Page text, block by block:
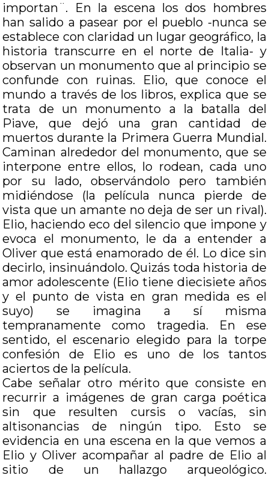
importan¨. En la escena los dos hombres
han salido a pasear por el pueblo -nunca se
establece con claridad un lugar geográfico, la
historia transcurre en el norte de Italia- y
observan un monumento que al principio se
confunde con ruinas. Elio, que conoce el
mundo a través de los libros, explica que se
trata de un monumento a la batalla del
Piave, que dejó una gran cantidad de
muertos durante la Primera Guerra Mundial.
Caminan alrededor del monumento, que se
interpone entre ellos, lo rodean, cada uno
por su lado, observándolo pero también
midiéndose (la película nunca pierde de
vista que un amante no deja de ser un rival).
Elio, haciendo eco del silencio que impone y
evoca el monumento, le da a entender a
Oliver que está enamorado de él. Lo dice sin
decirlo, insinuándolo. Quizás toda historia de
amor adolescente (Elio tiene diecisiete años
y el punto de vista en gran medida es el
suyo) se imagina a sí misma
tempranamente como tragedia. En ese
sentido, el escenario elegido para la torpe
confesión de Elio es uno de los tantos
aciertos de la película.
Cabe señalar otro mérito que consiste en
recurrir a imágenes de gran carga poética
sin que resulten cursis o vacías, sin
altisonancias de ningún tipo. Esto se
evidencia en una escena en la que vemos a
Elio y Oliver acompañar al padre de Elio al
sitio de un hallazgo arqueológico.